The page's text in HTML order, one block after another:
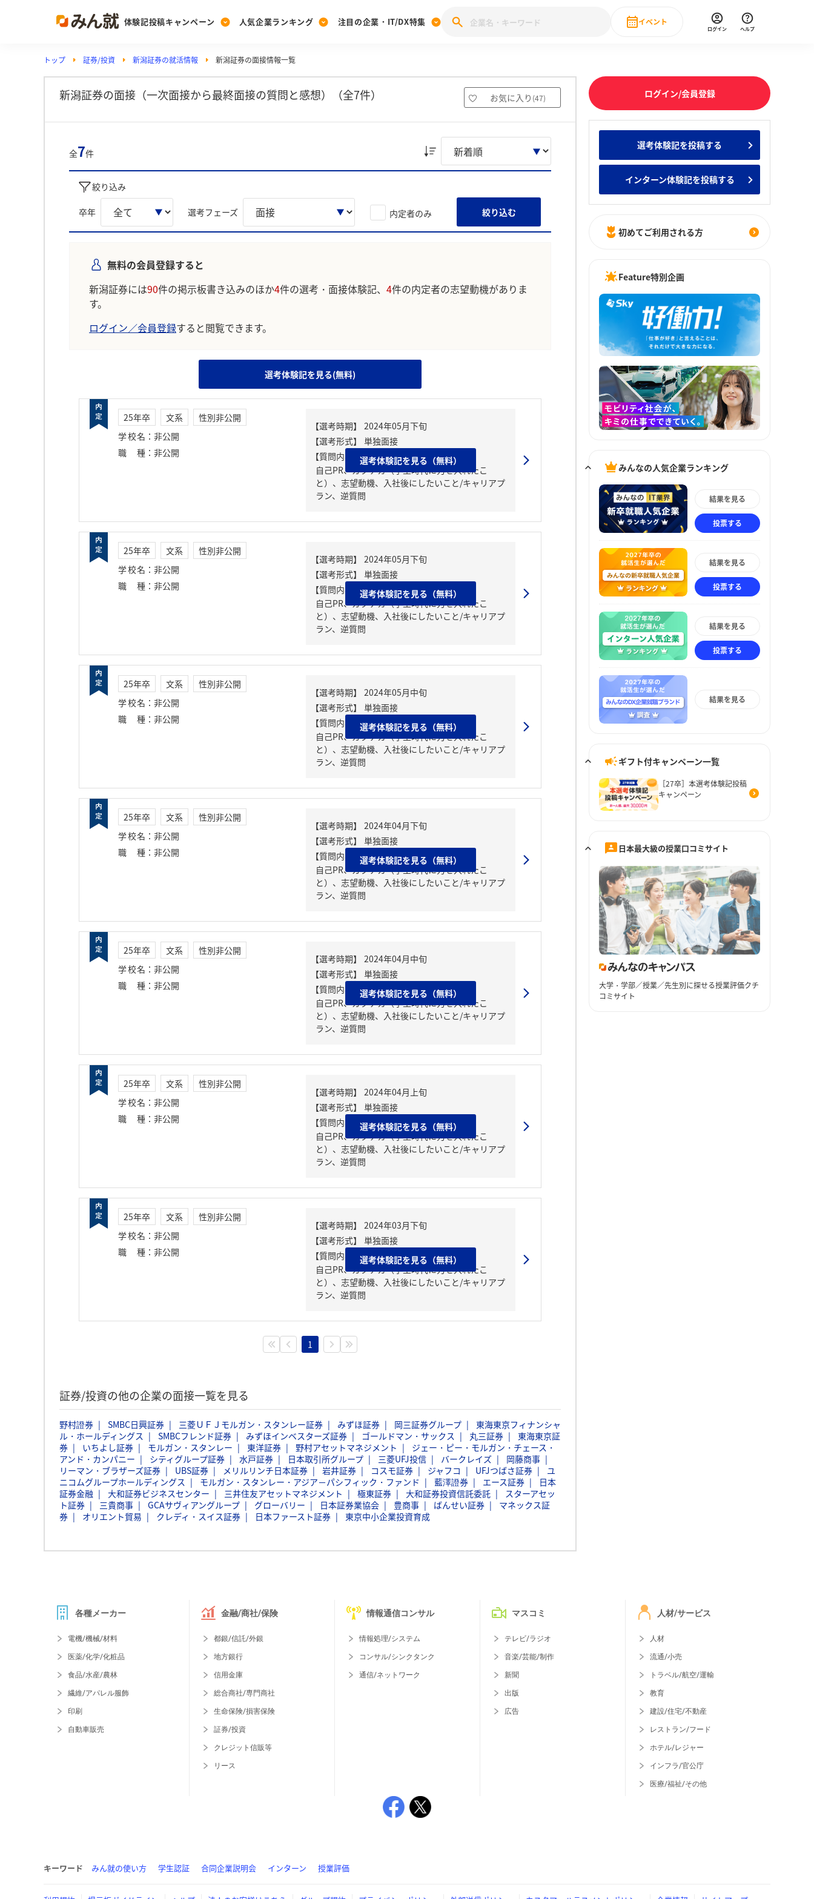
体験記投稿キャンペーン
Post
投稿する
[27卒] 本選考体験記投稿キャンペーン
人気企業ランキング
Ranking
ランキングを見る
みんなのDX企業就職ブランド調査
みんなのIT業界新卒就職人気企業ランキング みんなの新卒就職人気企業ランキング みんなのインターン人気企業ランキ
注目の企業・IT/DX特集
PickUp
注目の企業特集
28卒 IT・DX企業特集 27卒 IT・DX企業特集 28卒 IT・DX現場社員インタビュー
動画で知ろう！業界・企業研究
イベント
直近のイベント一覧
ログイン ヘルプ
トップ 証券/投資 新潟証券の就活情報 新潟証券の面接情報一覧
新潟証券の面接（一次面接から最終面接の質問と感想）（全7件） お気に入り (47)
全7件
絞り込み
卒年 選考フェーズ 内定者のみ 絞り込む
無料の会員登録すると
新潟証券には90件の掲示板書き込みのほか4件の選考・面接体験記、 4件の内定者の志望動機がありま
す。
ログイン／会員登録すると閲覧できます。
選考体験記を見る(無料)
25年卒 文系
性別非公開
学校名 ： 非公開
職種 ： 非公開
【質問内容・課題】
自己PR、ガクチカ（学生時代に力を入れたこ
と）、志望動機、入社後にしたいこと/キャリアプ
ラン、逆質問
選考体験記を見る（無料）
25年卒 文系
性別非公開
学校名 ： 非公開
職種 ： 非公開
【質問内容・課題】
自己PR、ガクチカ（学生時代に力を入れたこ
と）、志望動機、入社後にしたいこと/キャリアプ
ラン、逆質問
選考体験記を見る（無料）
25年卒 文系
性別非公開
学校名 ： 非公開
職種 ： 非公開
【質問内容・課題】
自己PR、ガクチカ（学生時代に力を入れたこ
と）、志望動機、入社後にしたいこと/キャリアプ
ラン、逆質問
選考体験記を見る（無料）
25年卒 文系
性別非公開
学校名 ： 非公開
職種 ： 非公開
【質問内容・課題】
自己PR、ガクチカ（学生時代に力を入れたこ
と）、志望動機、入社後にしたいこと/キャリアプ
ラン、逆質問
選考体験記を見る（無料）
25年卒 文系
性別非公開
学校名 ： 非公開
職種 ： 非公開
【質問内容・課題】
自己PR、ガクチカ（学生時代に力を入れたこ
と）、志望動機、入社後にしたいこと/キャリアプ
ラン、逆質問
選考体験記を見る（無料）
25年卒 文系
性別非公開
学校名 ： 非公開
職種 ： 非公開
【質問内容・課題】
自己PR、ガクチカ（学生時代に力を入れたこ
と）、志望動機、入社後にしたいこと/キャリアプ
ラン、逆質問
選考体験記を見る（無料）
25年卒 文系
性別非公開
学校名 ： 非公開
職種 ： 非公開
【質問内容・課題】
自己PR、ガクチカ（学生時代に力を入れたこ
と）、志望動機、入社後にしたいこと/キャリアプ
ラン、逆質問
選考体験記を見る（無料）
1
証券/投資の他の企業の面接一覧を見る
野村證券 SMBC日興証券 三菱ＵＦＪモルガン・スタンレー証券 みずほ証券 岡三証券グループ
東海東京フィナンシャ
ル・ホールディングス
SMBCフレンド証券 みずほインベスターズ証券 ゴールドマン・サックス 丸三証券
東海東京証
券
いちよし証券 モルガン・スタンレー 東洋証券 野村アセットマネジメント
ジェー・ピー・モルガン・チェース・
アンド・カンパニー
シティグループ証券 水戸証券 日本取引所グループ 三菱UFJ投信 バークレイズ
岡藤商事
リーマン・ブラザーズ証券
UBS証券 メリルリンチ日本証券 岩井証券 コスモ証券 ジャフコ UFJつばさ証券
ユ
ニコムグループホールディングス
モルガン・スタンレー・アジア－パシフィック・ファンド 藍澤證券 エース証券
日本
証券金融
大和証券ビジネスセンター 三井住友アセットマネジメント 極東証券 大和証券投資信託委託
スターアセッ
ト証券
三貴商事 GCAサヴィアングループ グローバリー 日本証券業協会 豊商事 ばんせい証券
マネックス証
券
オリエント貿易 クレディ・スイス証券 日本ファースト証券 東京中小企業投資育成
ログイン/会員登録
選考体験記を投稿する
インターン体験記を投稿する
初めてご利用される方
Feature特別企画
みんなの人気企業ランキング
結果を見る
投票する
結果を見る
投票する
結果を見る
投票する
結果を見る
ギフト付キャンペーン一覧
［27卒］本選考体験記投稿
キャンペーン
日本最大級の授業口コミサイト
大学・学部／授業／先生別に探せる授業評価クチ
コミサイト
各種メーカー
電機/機械/材料
医薬/化学/化粧品
食品/水産/農林
繊維/アパレル服飾
印刷
自動車販売
金融/商社/保険
都銀/信託/外銀
地方銀行
信用金庫
総合商社/専門商社
生命保険/損害保険
証券/投資
クレジット信販等
リース
情報通信コンサル
情報処理/システム
コンサル/シンクタンク
通信/ネットワーク
マスコミ
テレビ/ラジオ
音楽/芸能/制作
新聞
出版
広告
人材/サービス
人材
流通/小売
トラベル/航空/運輸
教育
建設/住宅/不動産
レストラン/フード
ホテル/レジャー
インフラ/官公庁
医療/福祉/その他
キーワード みん就の使い方 学生認証 合同企業説明会 インターン 授業評価